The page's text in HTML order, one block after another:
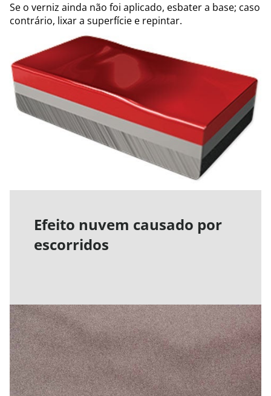
Se o verniz ainda não foi aplicado, esbater a base; caso
contrário, lixar a superfície e repintar.
Efeito nuvem causado por
escorridos